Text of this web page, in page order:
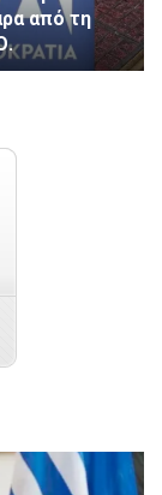
από τη